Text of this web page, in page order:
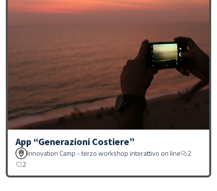
App “Generazioni Costiere”
Innovation Camp - terzo workshop interattivo on line
2
2